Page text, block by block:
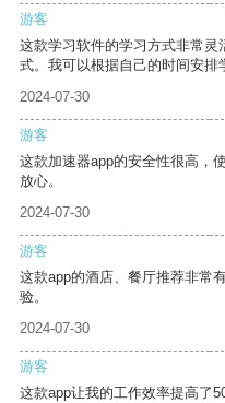
游客
这款学习软件的学习方式非常
式。我可以根据自己的时间安排
2024-07-30
游客
这款加速器app的安全性很高，
放心。
2024-07-30
游客
这款app的酒店、餐厅推荐非常
验。
2024-07-30
游客
这款app让我的工作效率提高了